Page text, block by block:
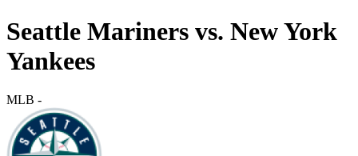
Seattle Mariners vs. New York
Yankees
MLB -